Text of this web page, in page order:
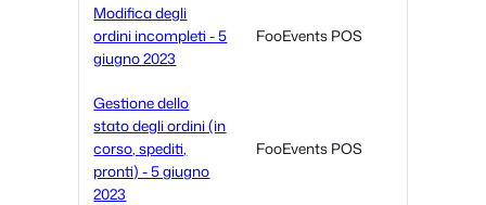
Modifica degli
ordini incompleti - 5
giugno 2023
FooEvents POS
Gestione dello
stato degli ordini (in
corso, spediti,
pronti) - 5 giugno
2023
FooEvents POS